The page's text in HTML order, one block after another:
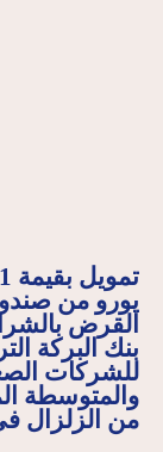
يورو من
القرض
بنك البركة
للشركات
والمتوسطة
من الزلزال